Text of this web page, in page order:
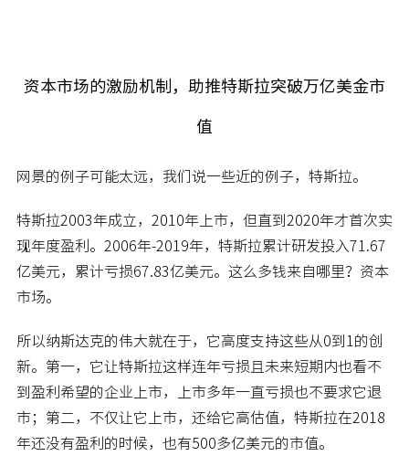
资本市场的激励机制，助推特斯拉突破万亿美金市
值
网景的例子可能太远，我们说一些近的例子，特斯拉。
特斯拉2003年成立，2010年上市，但直到2020年才首次实
现年度盈利。2006年-2019年，特斯拉累计研发投入71.67
亿美元，累计亏损67.83亿美元。这么多钱来自哪里？资本
市场。
所以纳斯达克的伟大就在于，它高度支持这些从0到1的创
新。第一，它让特斯拉这样连年亏损且未来短期内也看不
到盈利希望的企业上市，上市多年一直亏损也不要求它退
市；第二，不仅让它上市，还给它高估值，特斯拉在2018
年还没有盈利的时候，也有500多亿美元的市值。